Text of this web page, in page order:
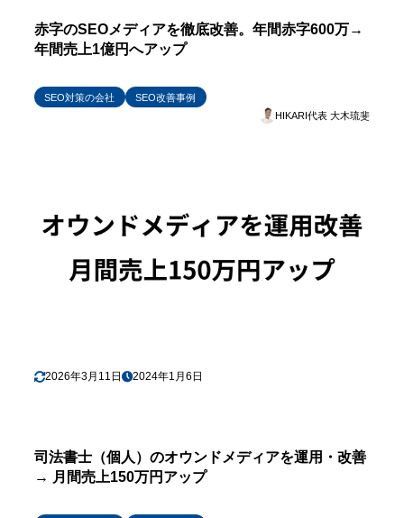
赤字のSEOメディアを徹底改善。年間赤字600万→
年間売上1億円へアップ
SEO対策の会社
SEO改善事例
HIKARI代表 大木琉斐
2026年3月11日 2024年1月6日
司法書士（個人）のオウンドメディアを運用・改善
→ 月間売上150万円アップ